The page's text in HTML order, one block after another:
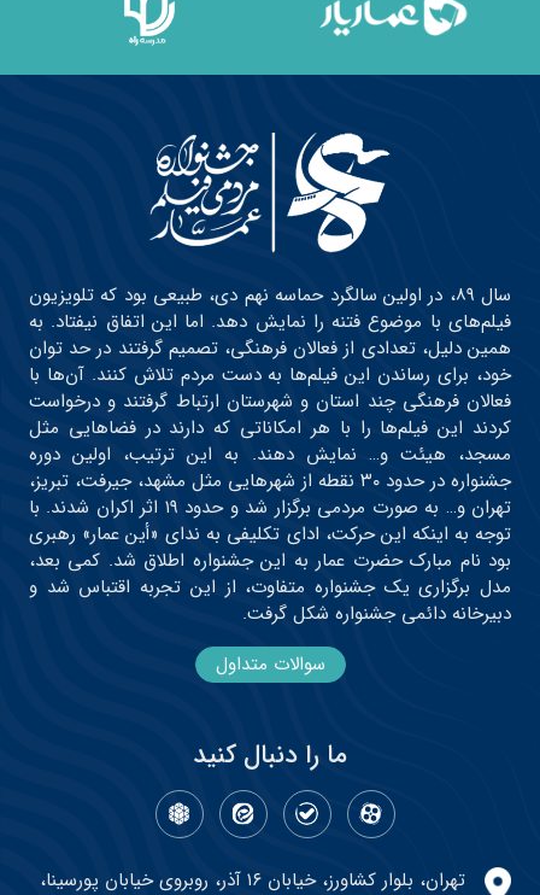
سال ۸۹، در اولین سالگرد حماسه نهم دی، طبیعی بود که تلویزیون
فیلم‌های با موضوع فتنه را نمایش دهد. اما این اتفاق نیفتاد. به
همین دلیل، تعدادی از فعالان فرهنگی، تصمیم گرفتند در حد توان
خود، برای رساندن این فیلم‌ها به دست مردم تلاش کنند. آن‌ها با
فعالان فرهنگی چند استان و شهرستان ارتباط گرفتند و درخواست
کردند این فیلم‌ها را با هر امکاناتی که دارند در فضاهایی مثل
مسجد، هیئت و… نمایش دهند. به این ترتیب، اولین دوره
جشنواره در حدود ۳۰ نقطه از شهرهایی مثل مشهد، جیرفت، تبریز،
تهران و… به صورت مردمی برگزار شد و حدود ۱۹ اثر اکران شدند. با
توجه به اینکه این حرکت، ادای تکلیفی به ندای «أین عمار» رهبری
بود نام مبارک حضرت عمار به این جشنواره اطلاق شد. کمی بعد،
مدل برگزاری یک جشنواره متفاوت، از این تجربه اقتباس شد و
دبیرخانه دائمی جشنواره شکل گرفت.
سوالات متداول
ما را دنبال کنید
تهران، بلوار کشاورز، خیابان ۱۶ آذر، روبروی خیابان پورسینا،